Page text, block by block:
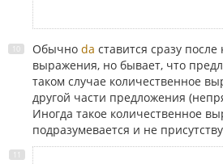
Обычно da ставится сразу
выражения, но бывает, что
таком случае количественное
другой части предложения
Иногда такое количественное
подразумевается и не